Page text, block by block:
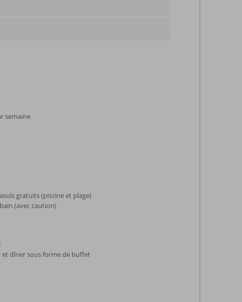
semaine
gratuits (piscine et plage)
(avec caution)
et dîner sous forme de buffet